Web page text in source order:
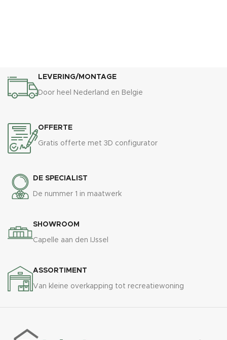
LEVERING/MONTAGE
Door heel Nederland en Belgie
OFFERTE
Gratis offerte met 3D configurator
DE SPECIALIST
De nummer 1 in maatwerk
SHOWROOM
Capelle aan den IJssel
ASSORTIMENT
Van kleine overkapping tot recreatiewoning